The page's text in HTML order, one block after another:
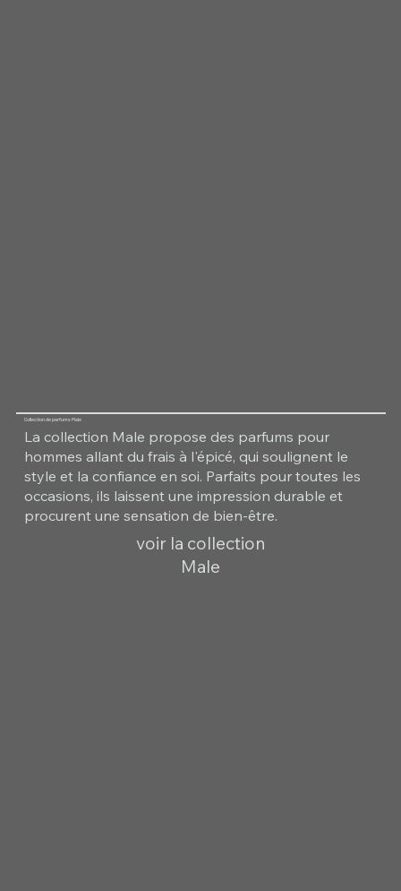
Collection de parfums Male
La collection Male propose des parfums pour
hommes allant du frais à l'épicé, qui soulignent le
style et la confiance en soi. Parfaits pour toutes les
occasions, ils laissent une impression durable et
procurent une sensation de bien-être.
voir la collection
Male